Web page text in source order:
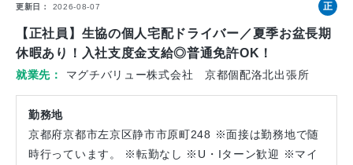
更新日 2026-08-07
正
社
【正社員】生協の個人宅配ドライバー／夏季お盆長期
休暇あり！入社支度金支給◎普通免許OK！
就業先 マグチバリュー株式会社 京都個配洛北出張所
勤務地
京都府京都市左京区静市市原町248 ※面接は勤務地で随
時行っています。 ※転勤なし ※U・Iターン歓迎 ※マイ